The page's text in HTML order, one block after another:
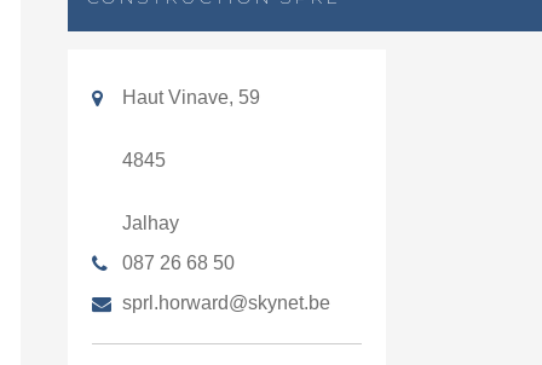
Haut Vinave, 59
4845
Jalhay
087 26 68 50
sprl.horward@skynet.be